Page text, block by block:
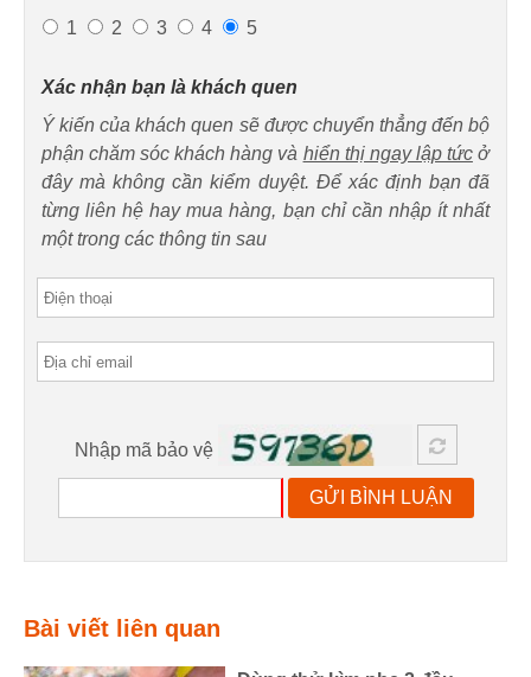
1
2 3 4 5
Xác nhận bạn là khách quen
Ý kiến của khách quen sẽ được chuyển thẳng đến bộ
phận chăm sóc khách hàng và hiển thị ngay lập tứcở
đây mà không cần kiểm duyệt. Để xác định bạn đã
từng liên hệ hay mua hàng, bạn chỉ cần nhập ít nhất
một trong các thông tin sau
Nhập mã bảo vệ
GỬI BÌNH LUẬN
Bài viết liên quan